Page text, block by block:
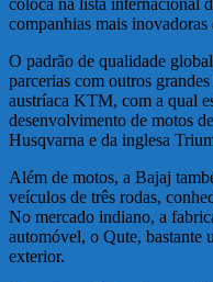
companhias mais inovadoras
O padrão de qualidade
parcerias com outros
austríaca KTM, com a qual
desenvolvimento de motos
Husqvarna e da inglesa
Além de motos, a Bajaj
veículos de três rodas,
No mercado indiano, a
automóvel, o Qute, bastante
exterior.